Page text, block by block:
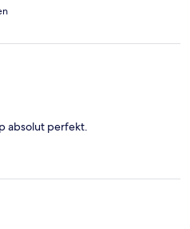
absolut perfekt.